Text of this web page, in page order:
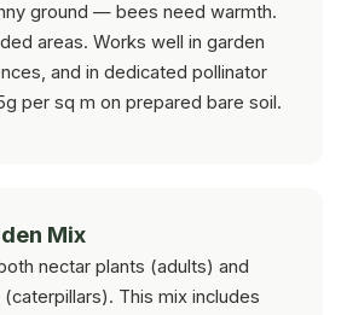
ground — bees need warmth.
areas. Works well in garden
and in dedicated pollinator
per sq m on prepared bare soil.
Mix
nectar plants (adults) and
This mix includes